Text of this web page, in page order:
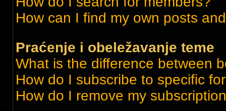
How can I find my own posts
Praćenje i obeležavanje teme
What is the difference between
How do I subscribe to specific
How do I remove my